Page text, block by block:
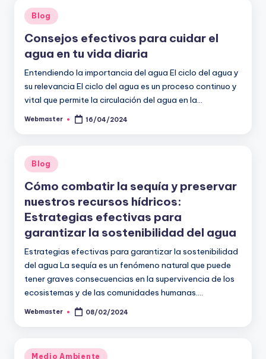
Publicado
en
Blog
Consejos efectivos para cuidar el
agua en tu vida diaria
Entendiendo la importancia del agua El ciclo del agua y
su relevancia El ciclo del agua es un proceso continuo y
vital que permite la circulación del agua en la…
Publicado
Webmaster 16/04/2024
Publicado
en
Blog
Cómo combatir la sequía y preservar
nuestros recursos hídricos:
Estrategias efectivas para
garantizar la sostenibilidad del agua
Estrategias efectivas para garantizar la sostenibilidad
del agua La sequía es un fenómeno natural que puede
tener graves consecuencias en la supervivencia de los
ecosistemas y de las comunidades humanas.…
Publicado
Webmaster 08/02/2024
Publicado
Medio Ambiente